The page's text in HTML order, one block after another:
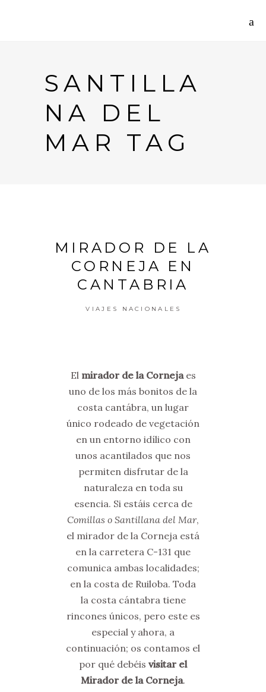
SANTILLA
NA DEL
MAR TAG
MIRADOR DE LA
CORNEJA EN
CANTABRIA
VIAJES NACIONALES
El mirador de la Cornejaes
uno de los más bonitos de la
costa cantábra, un lugar
único rodeado de vegetación
en un entorno idílico con
unos acantilados que nos
permiten disfrutar de la
naturaleza en toda su
esencia. Si estáis cerca de
Comillas o Santillana del Mar,
el mirador de la Corneja está
en la carretera C-131 que
comunica ambas localidades;
en la costa de Ruiloba. Toda
la costa cántabra tiene
rincones únicos, pero este es
especial y ahora, a
continuación; os contamos el
por qué debéis visitar el
Mirador de la Corneja.